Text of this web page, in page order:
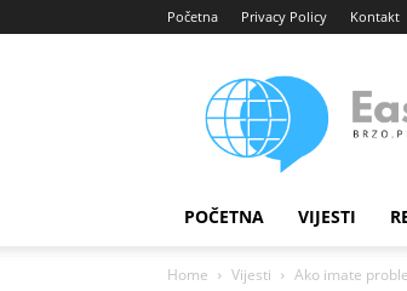
Početna Privacy Policy Kontakt
POČETNA VIJESTI
Home Vijesti Ako imate